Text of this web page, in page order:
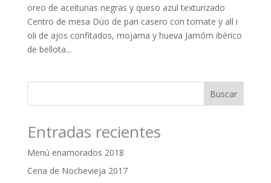
oreo de aceitunas negras y queso azul texturizado
Centro de mesa Dúo de pan casero con tomate y all i
oli de ajos confitados, mojama y hueva Jamóm ibérico
de bellota...
Entradas recientes
Menú enamorados 2018
Cena de Nochevieja 2017